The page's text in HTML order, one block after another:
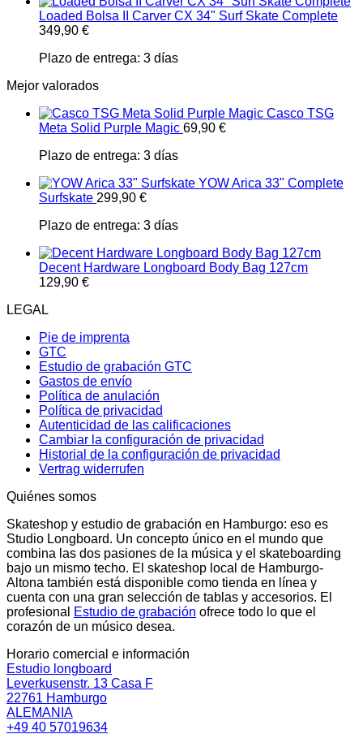
Loaded Bolsa II Carver CX 34" Surf Skate Complete
349,90 €
Plazo de entrega: 3 días
Mejor valorados
Casco TSG
Meta Solid Purple Magic 69,90 €
Plazo de entrega: 3 días
YOW Arica 33" Complete
Surfskate 299,90 €
Plazo de entrega: 3 días
Decent Hardware Longboard Body Bag 127cm
129,90 €
LEGAL
Pie de imprenta
GTC
Estudio de grabación GTC
Gastos de envío
Política de anulación
Política de privacidad
Autenticidad de las calificaciones
Cambiar la configuración de privacidad
Historial de la configuración de privacidad
Vertrag widerrufen
Quiénes somos
Skateshop y estudio de grabación en Hamburgo: eso es
Studio Longboard. Un concepto único en el mundo que
combina las dos pasiones de la música y el skateboarding
bajo un mismo techo. El skateshop local de Hamburgo-
Altona también está disponible como tienda en línea y
cuenta con una gran selección de tablas y accesorios. El
profesional
Estudio de grabación ofrece todo lo que el
corazón de un músico desea.
Horario comercial e información
Estudio longboard
Leverkusenstr. 13 Casa F
22761 Hamburgo
ALEMANIA
+49 40 57019634